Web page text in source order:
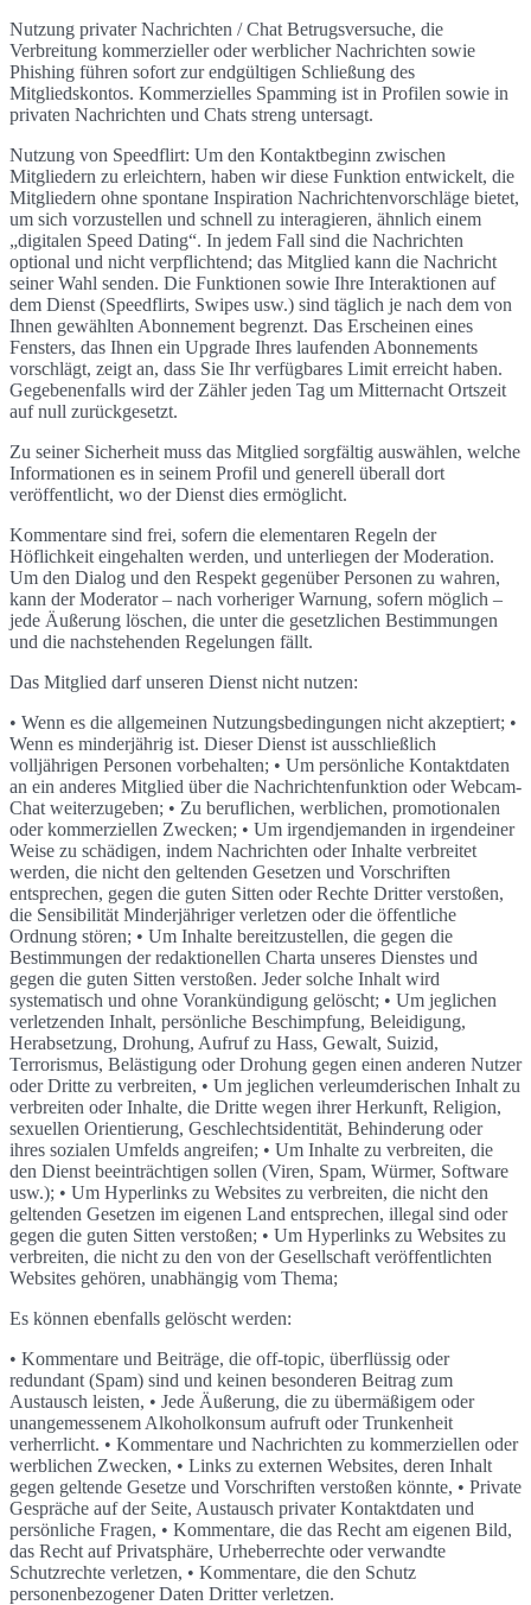
Nutzung privater Nachrichten / Chat Betrugsversuche, die
Verbreitung kommerzieller oder werblicher Nachrichten sowie
Phishing führen sofort zur endgültigen Schließung des
Mitgliedskontos. Kommerzielles Spamming ist in Profilen sowie in
privaten Nachrichten und Chats streng untersagt.
Nutzung von Speedflirt: Um den Kontaktbeginn zwischen
Mitgliedern zu erleichtern, haben wir diese Funktion entwickelt, die
Mitgliedern ohne spontane Inspiration Nachrichtenvorschläge bietet,
um sich vorzustellen und schnell zu interagieren, ähnlich einem
„digitalen Speed Dating“. In jedem Fall sind die Nachrichten
optional und nicht verpflichtend; das Mitglied kann die Nachricht
seiner Wahl senden. Die Funktionen sowie Ihre Interaktionen auf
dem Dienst (Speedflirts, Swipes usw.) sind täglich je nach dem von
Ihnen gewählten Abonnement begrenzt. Das Erscheinen eines
Fensters, das Ihnen ein Upgrade Ihres laufenden Abonnements
vorschlägt, zeigt an, dass Sie Ihr verfügbares Limit erreicht haben.
Gegebenenfalls wird der Zähler jeden Tag um Mitternacht Ortszeit
auf null zurückgesetzt.
Zu seiner Sicherheit muss das Mitglied sorgfältig auswählen, welche
Informationen es in seinem Profil und generell überall dort
veröffentlicht, wo der Dienst dies ermöglicht.
Kommentare sind frei, sofern die elementaren Regeln der
Höflichkeit eingehalten werden, und unterliegen der Moderation.
Um den Dialog und den Respekt gegenüber Personen zu wahren,
kann der Moderator – nach vorheriger Warnung, sofern möglich –
jede Äußerung löschen, die unter die gesetzlichen Bestimmungen
und die nachstehenden Regelungen fällt.
Das Mitglied darf unseren Dienst nicht nutzen:
• Wenn es die allgemeinen Nutzungsbedingungen nicht akzeptiert; •
Wenn es minderjährig ist. Dieser Dienst ist ausschließlich
volljährigen Personen vorbehalten; • Um persönliche Kontaktdaten
an ein anderes Mitglied über die Nachrichtenfunktion oder Webcam-
Chat weiterzugeben; • Zu beruflichen, werblichen, promotionalen
oder kommerziellen Zwecken; • Um irgendjemanden in irgendeiner
Weise zu schädigen, indem Nachrichten oder Inhalte verbreitet
werden, die nicht den geltenden Gesetzen und Vorschriften
entsprechen, gegen die guten Sitten oder Rechte Dritter verstoßen,
die Sensibilität Minderjähriger verletzen oder die öffentliche
Ordnung stören; • Um Inhalte bereitzustellen, die gegen die
Bestimmungen der redaktionellen Charta unseres Dienstes und
gegen die guten Sitten verstoßen. Jeder solche Inhalt wird
systematisch und ohne Vorankündigung gelöscht; • Um jeglichen
verletzenden Inhalt, persönliche Beschimpfung, Beleidigung,
Herabsetzung, Drohung, Aufruf zu Hass, Gewalt, Suizid,
Terrorismus, Belästigung oder Drohung gegen einen anderen Nutzer
oder Dritte zu verbreiten, • Um jeglichen verleumderischen Inhalt zu
verbreiten oder Inhalte, die Dritte wegen ihrer Herkunft, Religion,
sexuellen Orientierung, Geschlechtsidentität, Behinderung oder
ihres sozialen Umfelds angreifen; • Um Inhalte zu verbreiten, die
den Dienst beeinträchtigen sollen (Viren, Spam, Würmer, Software
usw.); • Um Hyperlinks zu Websites zu verbreiten, die nicht den
geltenden Gesetzen im eigenen Land entsprechen, illegal sind oder
gegen die guten Sitten verstoßen; • Um Hyperlinks zu Websites zu
verbreiten, die nicht zu den von der Gesellschaft veröffentlichten
Websites gehören, unabhängig vom Thema;
Es können ebenfalls gelöscht werden:
• Kommentare und Beiträge, die off-topic, überflüssig oder
redundant (Spam) sind und keinen besonderen Beitrag zum
Austausch leisten, • Jede Äußerung, die zu übermäßigem oder
unangemessenem Alkoholkonsum aufruft oder Trunkenheit
verherrlicht. • Kommentare und Nachrichten zu kommerziellen oder
werblichen Zwecken, • Links zu externen Websites, deren Inhalt
gegen geltende Gesetze und Vorschriften verstoßen könnte, • Private
Gespräche auf der Seite, Austausch privater Kontaktdaten und
persönliche Fragen, • Kommentare, die das Recht am eigenen Bild,
das Recht auf Privatsphäre, Urheberrechte oder verwandte
Schutzrechte verletzen, • Kommentare, die den Schutz
personenbezogener Daten Dritter verletzen.